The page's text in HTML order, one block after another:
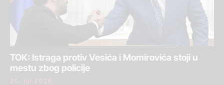
TOK: Istraga protiv Vesića i Momirovića stoji u
mestu zbog policije
30. jul 2026.